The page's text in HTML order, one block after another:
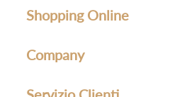
Shopping Online
Company